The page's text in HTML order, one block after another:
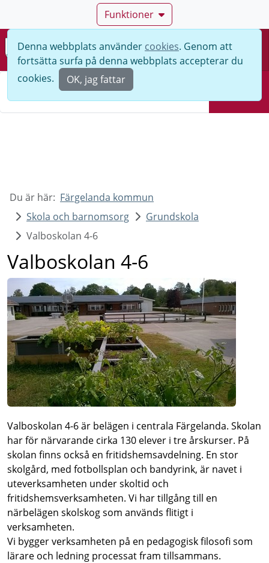
Funktioner
Meny
Denna webbplats använder cookies. Genom att
fortsätta surfa på denna webbplats accepterar du
cookies.
OK, jag fattar
Du är här: Färgelanda kommun
Skola och barnomsorg
Grundskola
Valboskolan 4-6
Valboskolan 4-6
Valboskolan 4-6 är belägen i centrala Färgelanda. Skolan
har för närvarande cirka 130 elever i tre årskurser. På
skolan finns också en fritidshemsavdelning. En stor
skolgård, med fotbollsplan och bandyrink, är navet i
uteverksamheten under skoltid och
fritidshemsverksamheten. Vi har tillgång till en
närbelägen skolskog som används flitigt i
verksamheten.
Vi bygger verksamheten på en pedagogisk filosofi som
lärare och ledning processat fram tillsammans.